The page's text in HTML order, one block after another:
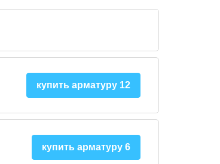
купить арматуру 12
купить арматуру 6